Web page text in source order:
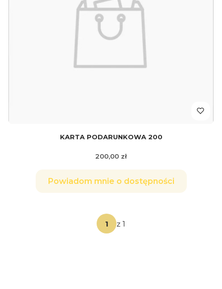
KARTA PODARUNKOWA 200
Cena
200,00 zł
Powiadom mnie o dostępności
z 1